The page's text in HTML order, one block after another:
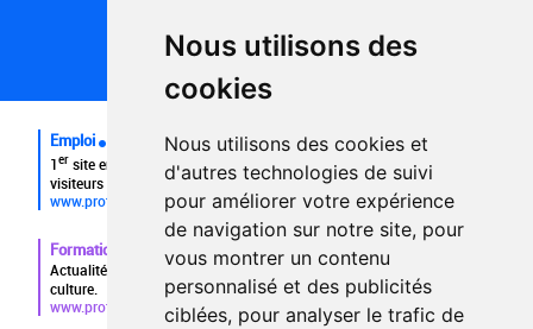
Nous utilisons des
cookies
Nous utilisons des cookies et
d'autres technologies de suivi
pour améliorer votre expérience
de navigation sur notre site, pour
vous montrer un contenu
personnalisé et des publicités
ciblées, pour analyser le trafic de
Plan du site
FAQ recruteurs
FAQ
Emploi
1er site emploi du secteur culturel 784.000 visites et 230.000
visiteurs uniques par mois.
www.profilculture.com
Formation
Actualités, guide et annuaire des formations aux métiers de la
culture.
www.profilculture-formation.com